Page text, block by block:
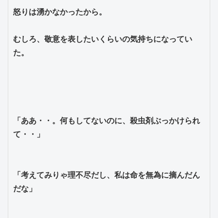
怒りは湧かなかったから。
むしろ、敬意を表したいくらいの気持ちになってい
た。
「ああ・・。何もしてないのに、殺虫剤ぶっかけられ
「考えてみりゃ理不尽だし、私は命を無為に摘んだん